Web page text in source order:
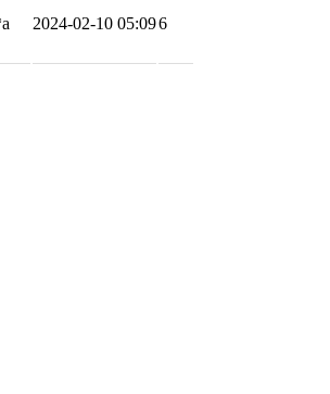
2024-02-10 05:096